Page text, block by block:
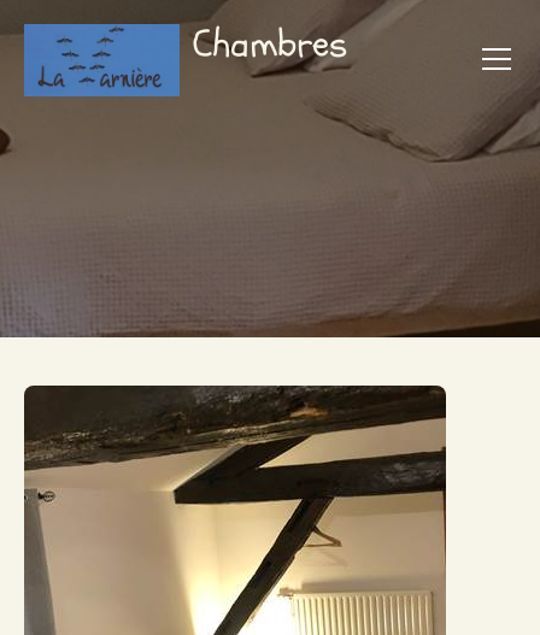
Chambres